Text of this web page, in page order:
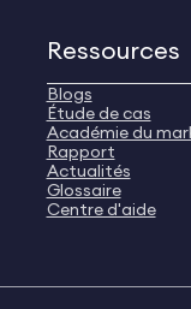
Ressources
Blogs
Étude de cas
Académie du
Rapport
Actualités
Glossaire
Centre d'aide